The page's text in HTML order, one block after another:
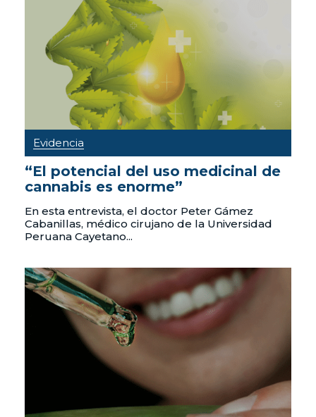
Evidencia
“El potencial del uso medicinal de
cannabis es enorme”
En esta entrevista, el doctor Peter Gámez
Cabanillas, médico cirujano de la Universidad
Peruana Cayetano...